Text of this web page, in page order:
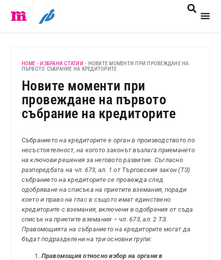
HOME - ИЗБРАНИ СТАТИИ - НОВИТЕ МОМЕНТИ ПРИ ПРОВЕЖДАНЕ НА
ПЪРВОТО СЪБРАНИЕ НА КРЕДИТОРИТЕ
Новите моменти при
провеждане на първото
събрание на кредиторите
Събранието на кредиторите е орган в производството по
несъстоятелност, на когото законът възлага приемането
на ключови решения за неговото развитие. Съгласно
разпоредбата на чл. 673, ал. 1 от Търговския закон (ТЗ)
събранието на кредиторите се провежда след
одобряване на списъка на приетите вземания, поради
което и право на глас в същото имат единствено
кредиторите с вземания, включени в одобрения от съда
списък на приетите вземания – чл. 673, ал. 2 ТЗ.
Правомощията на събранието на кредиторите могат да
бъдат подразделени на три основни групи:
Правомощия относно избор на органи в